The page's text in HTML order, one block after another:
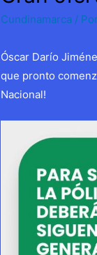
Cundinamarca / Por
Óscar Darío
que pronto
Nacional!